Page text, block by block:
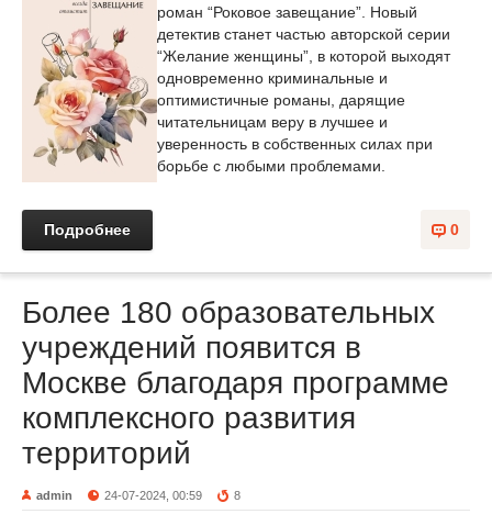
роман “Роковое завещание”. Новый
детектив станет частью авторской серии
“Желание женщины”, в которой выходят
одновременно криминальные и
оптимистичные романы, дарящие
читательницам веру в лучшее и
уверенность в собственных силах при
борьбе с любыми проблемами.
0
Подробнее
Более 180 образовательных
учреждений появится в
Москве благодаря программе
комплексного развития
территорий
admin 24-07-2024, 00:59 8